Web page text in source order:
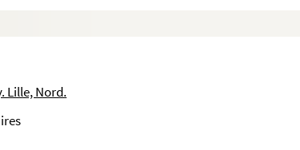
Lille, Nord.